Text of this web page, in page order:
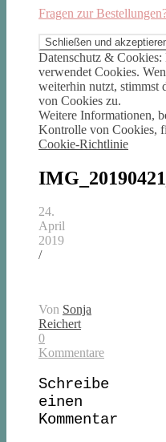
Fragen zur
Datenschutz & Cookies:
verwendet Cookies.
weiterhin nutzt, stimmst
von Cookies zu.
Weitere Informationen,
Kontrolle von Cookies,
Cookie-Richtlinie
24.
April
2019
/
Von Sonja
Reichert
0
Kommentare
Schreibe
einen
Kommentar